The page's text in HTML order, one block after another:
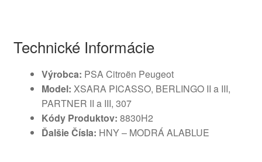
Technické Informácie
Výrobca: PSA Citroën Peugeot
Model: XSARA PICASSO, BERLINGO II a III,
PARTNER II a III, 307
Kódy Produktov: 8830H2
Ďalšie Čísla: HNY – MODRÁ ALABLUE